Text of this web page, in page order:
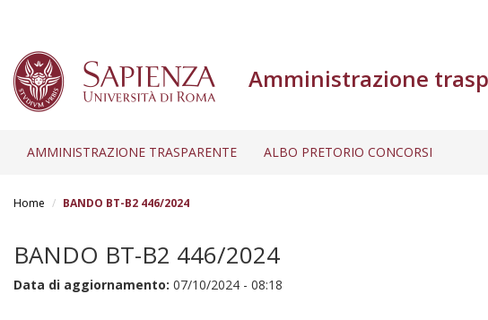
Amministrazione
AMMINISTRAZIONE TRASPARENTE ALBO PRETORIO CONCORSI
Home BANDO BT-B2 446/2024
BANDO BT-B2 446/2024
Data di aggiornamento: 07/10/2024 - 08:18